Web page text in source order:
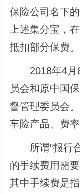
保险公司名下
上述集分宝，
抵扣部分保费。
2018年4月8
员会和原中国
督管理委员会
车险产品、费率
所谓“报行合
的手续费用需
其中手续费是